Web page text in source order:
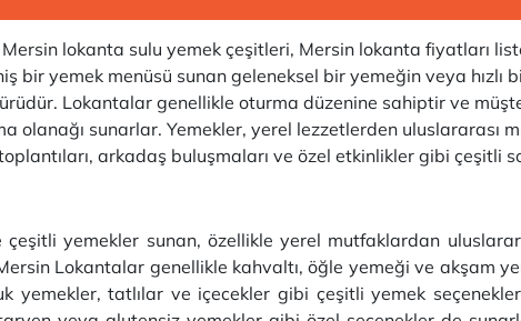
lokanta sulu yemek çeşitleri, Mersin lokanta fiyatları
bir yemek menüsü sunan geleneksel bir yemeğin veya hızlı
Lokantalar genellikle oturma düzenine sahiptir ve
sunarlar. Yemekler, yerel lezzetlerden uluslararası
arkadaş buluşmaları ve özel etkinlikler gibi çeşitli
yemekler sunan, özellikle yerel mutfaklardan
Lokantalar genellikle kahvaltı, öğle yemeği ve akşam
yemekler, tatlılar ve içecekler gibi çeşitli yemek